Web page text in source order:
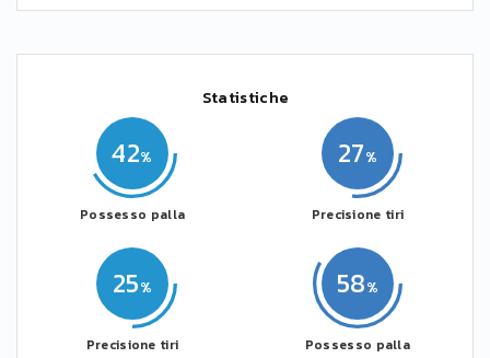
Statistiche
42
Possesso palla
25
Precisione tiri
58
Possesso palla
27
Precisione tiri